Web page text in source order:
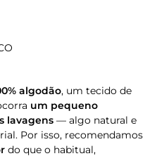
algodão, um tecido de
um pequeno
lavagens — algo natural e
Por isso, recomendamos
do que o habitual,